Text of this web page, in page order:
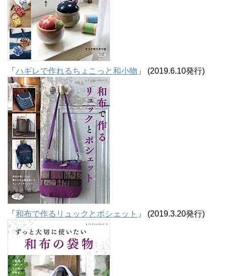
「 ハギレで作れるちょこっと和小物 」 (2019.6.10発行)
「 和布で作るリュックとポシェット 」 (2019.3.20発行)